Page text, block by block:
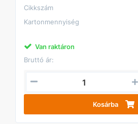
Cikkszám
Kartonmennyiség
Van raktáron
Bruttó ár:
Kosárba